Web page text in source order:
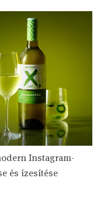
Instagram-
és ízesítése